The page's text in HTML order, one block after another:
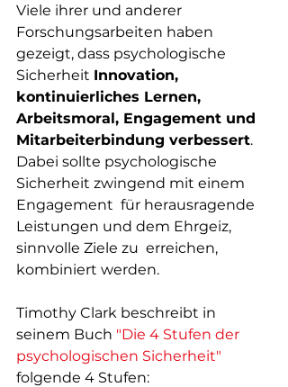
Viele ihrer und anderer
Forschungsarbeiten haben
gezeigt, dass psychologische
Sicherheit Innovation,
kontinuierliches Lernen,
Arbeitsmoral, Engagement und
Mitarbeiterbindung verbessert.
Dabei sollte psychologische
Sicherheit zwingend mit einem
Engagement  für herausragende
Leistungen und dem Ehrgeiz,
sinnvolle Ziele zu  erreichen,
kombiniert werden.
Timothy Clark beschreibt in
seinem Buch "Die 4 Stufen der
psychologischen Sicherheit"
folgende 4 Stufen: